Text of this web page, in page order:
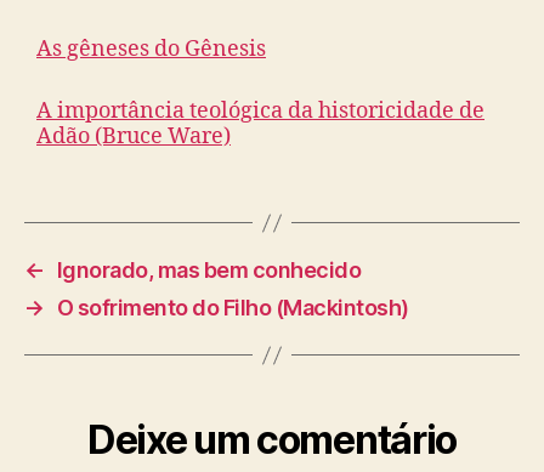
As gêneses do Gênesis
A importância teológica da historicidade de
Adão (Bruce Ware)
←
Ignorado, mas bem conhecido
→
O sofrimento do Filho (Mackintosh)
Deixe um comentário